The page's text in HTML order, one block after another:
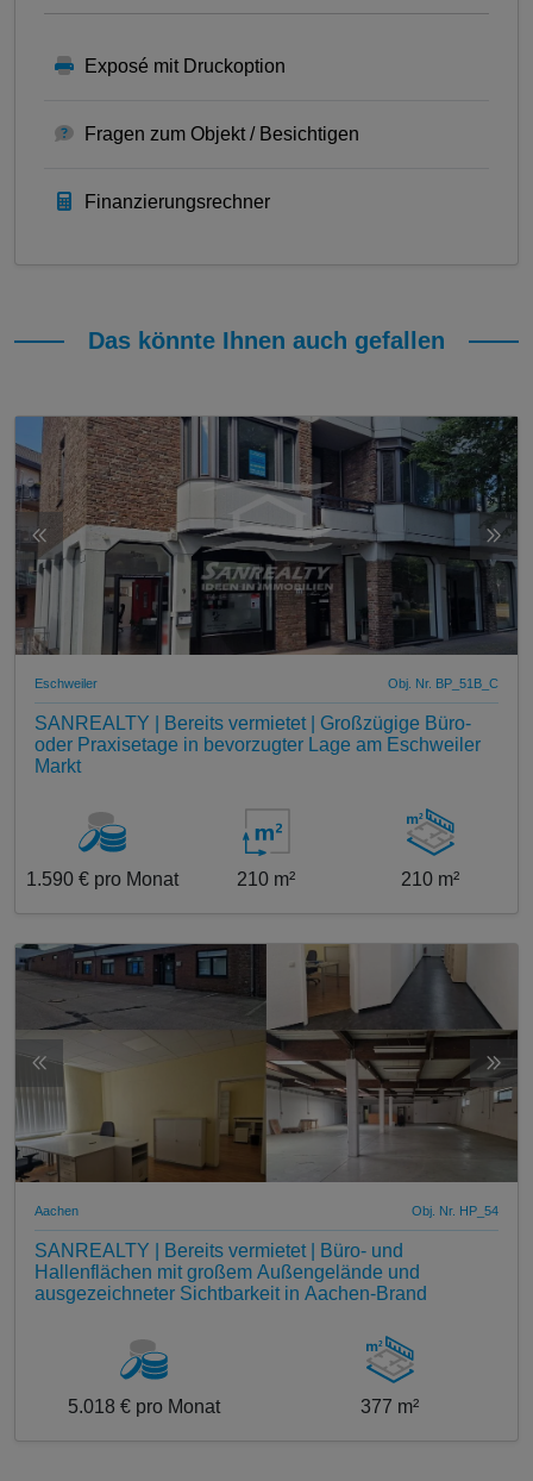
Exposé mit Druckoption
Fragen zum Objekt / Besichtigen
Finanzierungsrechner
Das könnte Ihnen auch gefallen
Eschweiler Obj. Nr. BP_51B_C
SANREALTY | Bereits vermietet | Großzügige Büro-
oder Praxisetage in bevorzugter Lage am Eschweiler
Markt
1.590 € pro Monat 210 m² 210 m²
Aachen Obj. Nr. HP_54
SANREALTY | Bereits vermietet | Büro- und
Hallenflächen mit großem Außengelände und
ausgezeichneter Sichtbarkeit in Aachen-Brand
5.018 € pro Monat 377 m²